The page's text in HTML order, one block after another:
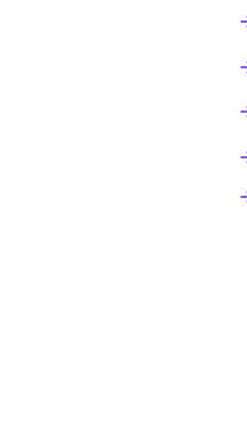
泌
成
小
が
病
病